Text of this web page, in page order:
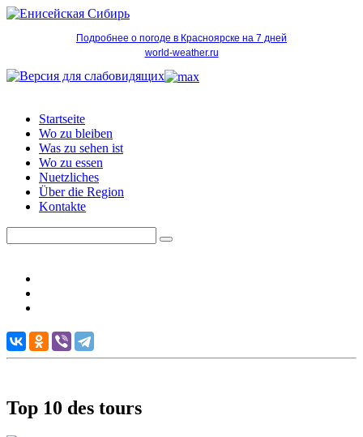
Подробнее о погоде в Красноярске на 7 дней
world-weather.ru
Startseite
Wo zu bleiben
Was zu sehen ist
Wo zu essen
Nuetzliches
Über die Region
Kontakte
Top 10 des tours